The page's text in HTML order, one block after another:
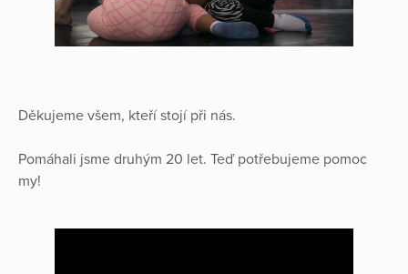
Děkujeme všem, kteří stojí při nás.
Pomáhali jsme druhým 20 let. Teď potřebujeme pomoc
my!